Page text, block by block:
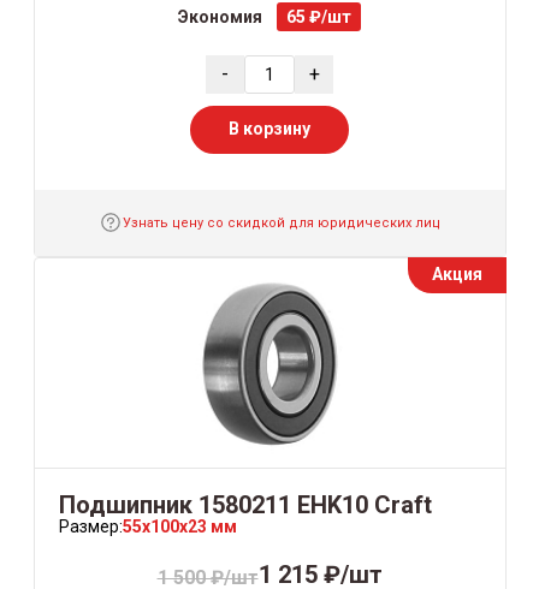
Экономия 65 ₽/шт
- +
В корзину
Узнать цену со скидкой для юридических лиц
Акция
Подшипник 1580211 ЕНK10 Craft
Размер:55x100x23 мм
1 500 ₽/шт1 215 ₽/шт